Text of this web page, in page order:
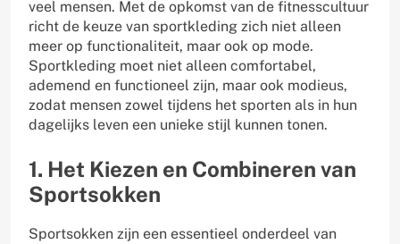
veel mensen. Met de opkomst van de fitnesscultuur
richt de keuze van sportkleding zich niet alleen
meer op functionaliteit, maar ook op mode.
Sportkleding moet niet alleen comfortabel,
ademend en functioneel zijn, maar ook modieus,
zodat mensen zowel tijdens het sporten als in hun
dagelijks leven een unieke stijl kunnen tonen.
1. Het Kiezen en Combineren van
Sportsokken
Sportsokken zijn een essentieel onderdeel van